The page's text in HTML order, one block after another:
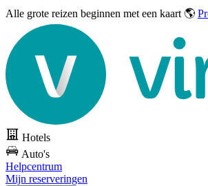
Alle grote reizen beginnen met een kaart 🌎
Hotels
Auto's
Helpcentrum
Mijn reserveringen